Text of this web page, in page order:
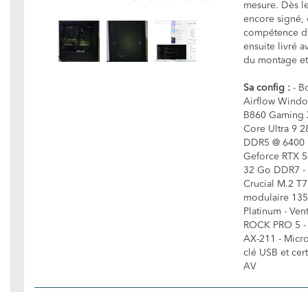
mesure. Dès
encore signé,
compétence
ensuite livré
du montage
Sa config : -
Airflow
B860 Gaming
Core Ultra 9
DDR5 @
Geforce RTX
32 Go DDR7
Crucial M.2
modulaire 135
Platinum -
ROCK PRO 5
AX-211 -
clé USB et
AV